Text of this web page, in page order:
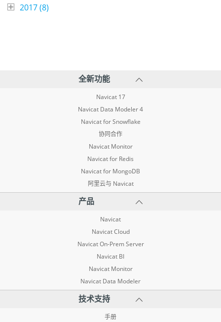
2017 (8)
全新功能
Navicat 17
Navicat Data Modeler 4
Navicat for Snowflake
协同合作
Navicat Monitor
Navicat for Redis
Navicat for MongoDB
阿里云与 Navicat
产品
Navicat
Navicat Cloud
Navicat On-Prem Server
Navicat BI
Navicat Monitor
Navicat Data Modeler
技术支持
手册